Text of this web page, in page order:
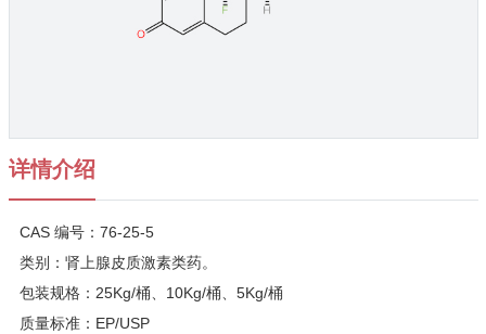
详情介绍
CAS 编号：76-25-5
类别：肾上腺皮质激素类药。
包装规格：25Kg/桶、10Kg/桶、5Kg/桶
质量标准：EP/USP